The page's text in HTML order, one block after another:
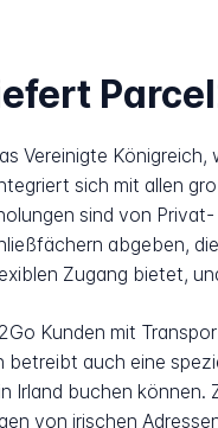
Vereinigte
sich mit allen
sind von
abgeben,
Zugang bietet,
Kunden mit
betreibt auch eine
Irland buchen
von irischen